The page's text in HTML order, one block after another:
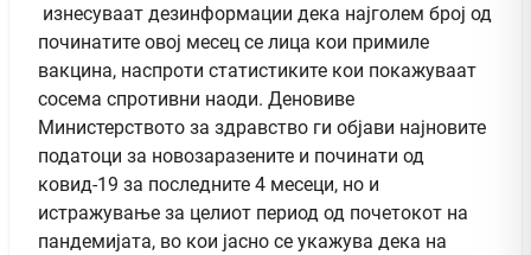
изнесуваат дезинформации дека најголем број од
починатите овој месец се лица кои примиле
вакцина, наспроти статистиките кои покажуваат
сосема спротивни наоди. Деновиве
Министерството за здравство ги објави најновите
податоци за новозаразените и починати од
ковид-19 за последните 4 месеци, но и
истражување за целиот период од почетокот на
пандемијата, во кои јасно се укажува дека на